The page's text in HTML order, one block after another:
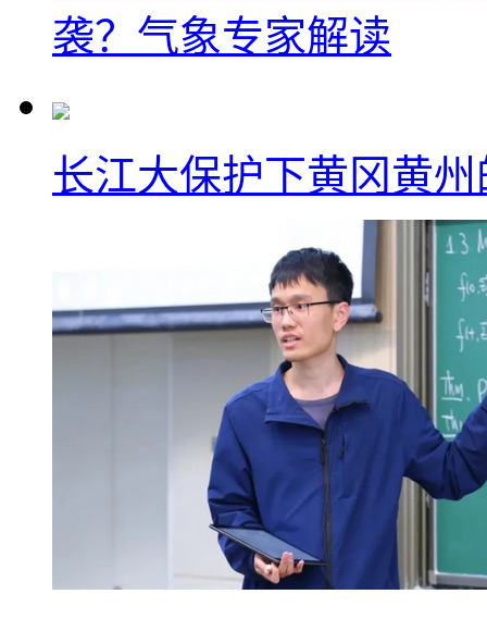
袭？气象专家解读
长江大保护下黄冈黄